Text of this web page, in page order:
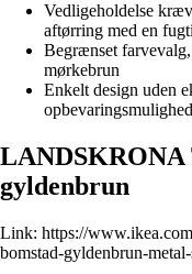
Vedligeholdelse
aftørring med en
Begrænset
mørkebrun
Enkelt design uden
LANDSKRONA
gyldenbrun
Link: https://
bomstad-gyldenbrun-